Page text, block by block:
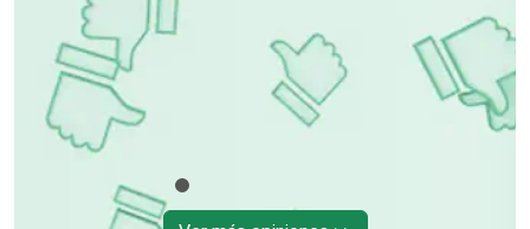
Conversiones Automotrices
Copiadoras
Cortinas, Persianas y Alfombras